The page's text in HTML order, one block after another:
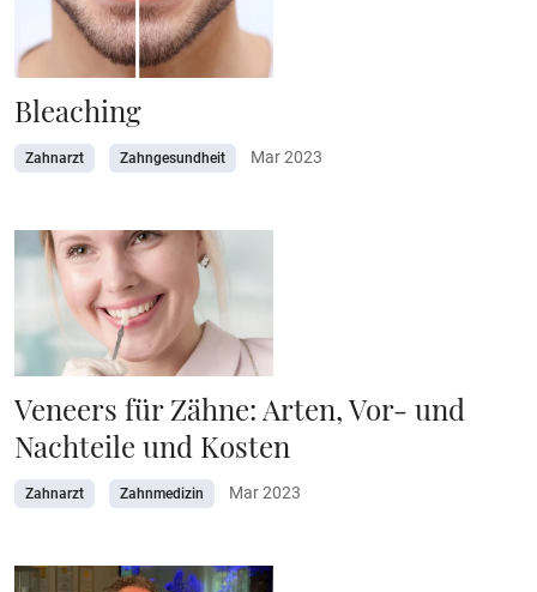
Bleaching
Zahnarzt Zahngesundheit Mar 2023
Veneers für Zähne: Arten, Vor- und
Nachteile und Kosten
Zahnarzt Zahnmedizin Mar 2023